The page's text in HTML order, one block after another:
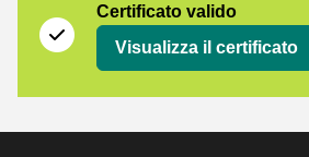
Certificato valido
Visualizza il certificato